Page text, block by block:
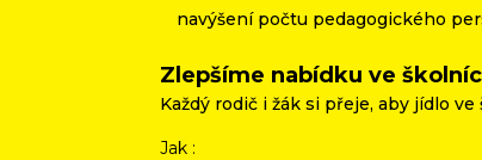
navýšení počtu pedagogického
Zlepšíme nabídku ve
Každý rodič i žák si přeje, aby jídlo
Jak :